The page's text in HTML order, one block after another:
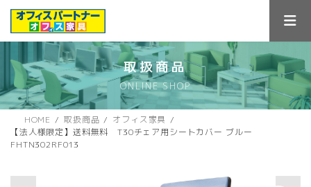
ス
キ
ン
に
取扱商品
ONLINE SHOP
HOME 取扱商品
オフィス家具
【法人様限定】送料無料 T30チェア用シートカバー ブルー
FHTN302RF013